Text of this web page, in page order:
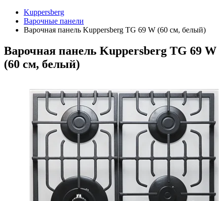
Kuppersberg
Варочные панели
Варочная панель Kuppersberg TG 69 W (60 см, белый)
Варочная панель Kuppersberg TG 69 W
(60 см, белый)